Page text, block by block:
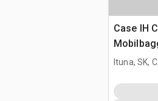
Case IH
Ituna, SK,